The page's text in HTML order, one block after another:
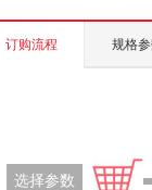
订购流程 规格
选择参数